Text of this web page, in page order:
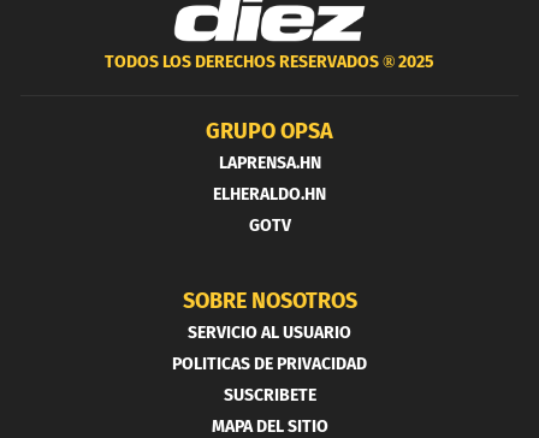
TODOS LOS DERECHOS RESERVADOS ®2025
GRUPO OPSA
LAPRENSA.HN
ELHERALDO.HN
GOTV
SOBRE NOSOTROS
SERVICIO AL USUARIO
POLITICAS DE PRIVACIDAD
SUSCRIBETE
MAPA DEL SITIO